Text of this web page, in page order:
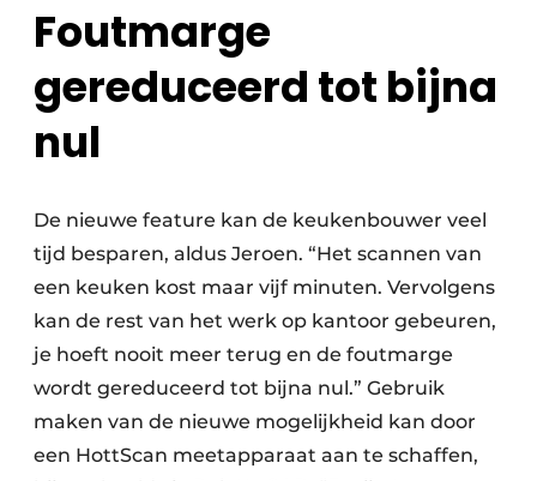
Foutmarge
gereduceerd tot bijna
nul
De nieuwe feature kan de keukenbouwer veel
tijd besparen, aldus Jeroen. “Het scannen van
een keuken kost maar vijf minuten. Vervolgens
kan de rest van het werk op kantoor gebeuren,
je hoeft nooit meer terug en de foutmarge
wordt gereduceerd tot bijna nul.” Gebruik
maken van de nieuwe mogelijkheid kan door
een HottScan meetapparaat aan te schaffen,